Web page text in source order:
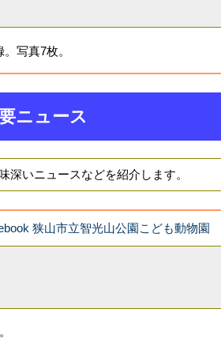
写真7枚。
ニュース
深いニュースなどを紹介します。
狭山市立智光山公園こども動物園